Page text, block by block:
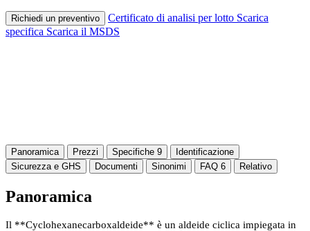
Richiedi un preventivo Certificato di analisi per lotto Scarica
specifica Scarica il MSDS
Panoramica Prezzi Specifiche 9
Identificazione
Sicurezza e GHS
Documenti Sinonimi FAQ 6 Relativo
Panoramica
Il **Cyclohexanecarboxaldeide** è un aldeide ciclica impiegata in